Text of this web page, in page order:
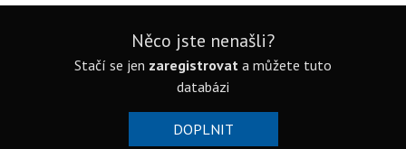
Něco jste nenašli?
Stačí se jen zaregistrovat a můžete tuto
databázi
DOPLNIT